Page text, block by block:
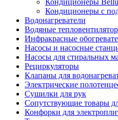
Кондиционеры с
Водонагреватели
Водяные
Инфракрасные
Насосы и насосные
Насосы для стиральных
Рециркуляторы
Клапаны для
Электрические
Сушилки для рук
Сопутствующие товары
Конфорки для